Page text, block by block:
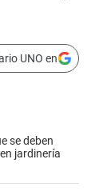
UNO en
se deben
jardinería